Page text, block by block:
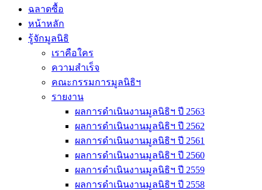
ฉลาดซื้อ
หน้าหลัก
รู้จักมูลนิธิ
เราคือใคร
ความสำเร็จ
คณะกรรมการมูลนิธิฯ
รายงาน
ผลการดำเนินงานมูลนิธิฯ ปี 2563
ผลการดำเนินงานมูลนิธิฯ ปี 2562
ผลการดำเนินงานมูลนิธิฯ ปี 2561
ผลการดำเนินงานมูลนิธิฯ ปี 2560
ผลการดำเนินงานมูลนิธิฯ ปี 2559
ผลการดำเนินงานมูลนิธิฯ ปี 2558